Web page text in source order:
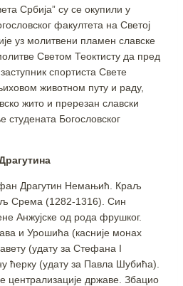
Србија” су се окупили у
факултета на Светој
уз молитвени пламен славске
Светом Теоктисту да пред
спортиста Свете
животном путу и раду,
жито и пререзан славски
студената Богословског
Драгутин Немањић. Краљ
Срема (1282-1316). Син
Анжујске од рода фрушког.
и Урошића (касније монах
(удату за Стефана I
ћерку (удату за Павла Шубића).
централизације државе. Збацио